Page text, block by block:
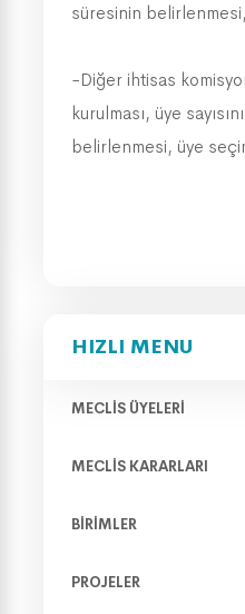
HIZLI MENU
MECLIS ÜYELERI
MECLIS KARARLARI
BIRIMLER
PROJELER
süresinin
-Diğer ihtisas
kurulması, üye
belirlenmesi, üye